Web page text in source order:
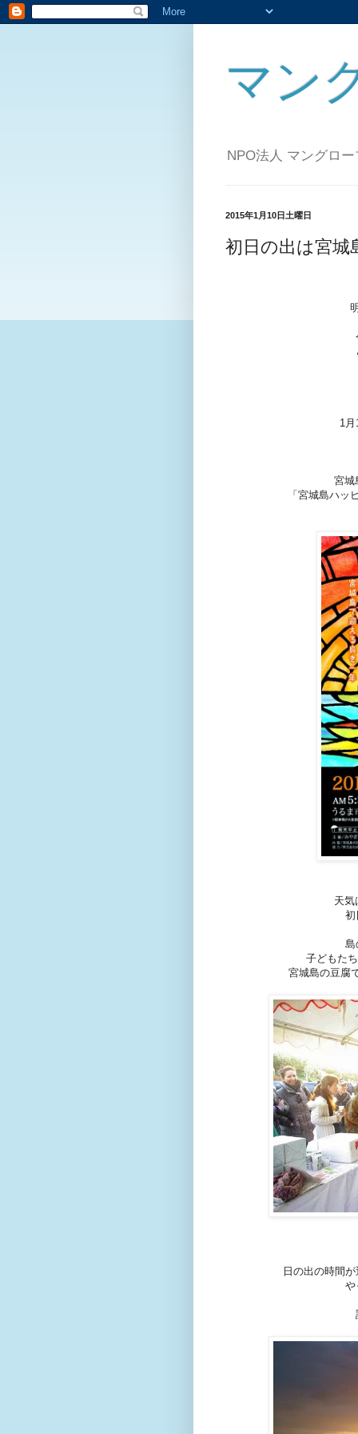
マン
NPO法人 マングロ
2015年1月10日土曜日
初日の出は宮城
1
宮城
「宮城島ハッ
天気
初
島
子どもた
宮城島の豆腐
日の出の時間
や